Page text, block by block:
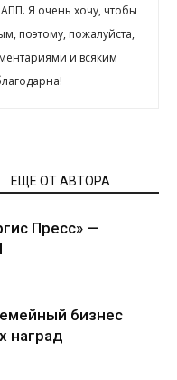
Я очень хочу, чтобы
поэтому, пожалуйста,
и всяким
ЕЩЕ ОТ АВТОРА
Пресс» —
бизнес
наград